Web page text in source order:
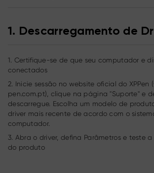
1. Descarregamento de
1. Certifique-se de que seu computador e
conectados
2. Inicie sessão no website oficial do XPPen (
pen.com.pt), clique na página "Suporte" e
descarregue. Escolha um modelo de
driver mais recente de acordo com o
computador.
3. Abra o driver, defina Parâmetros e teste
do produto